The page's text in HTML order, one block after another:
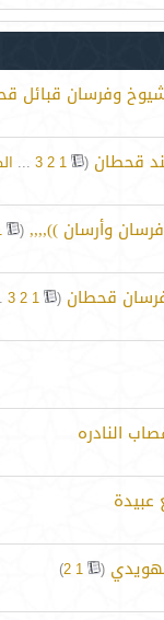
وفرسان قبائل
قحطان (
1
2
3
...
وأرسان )),,,, (
فرسان قحطان (
1
2
3
النادره
عبيدة
(
1
2
)